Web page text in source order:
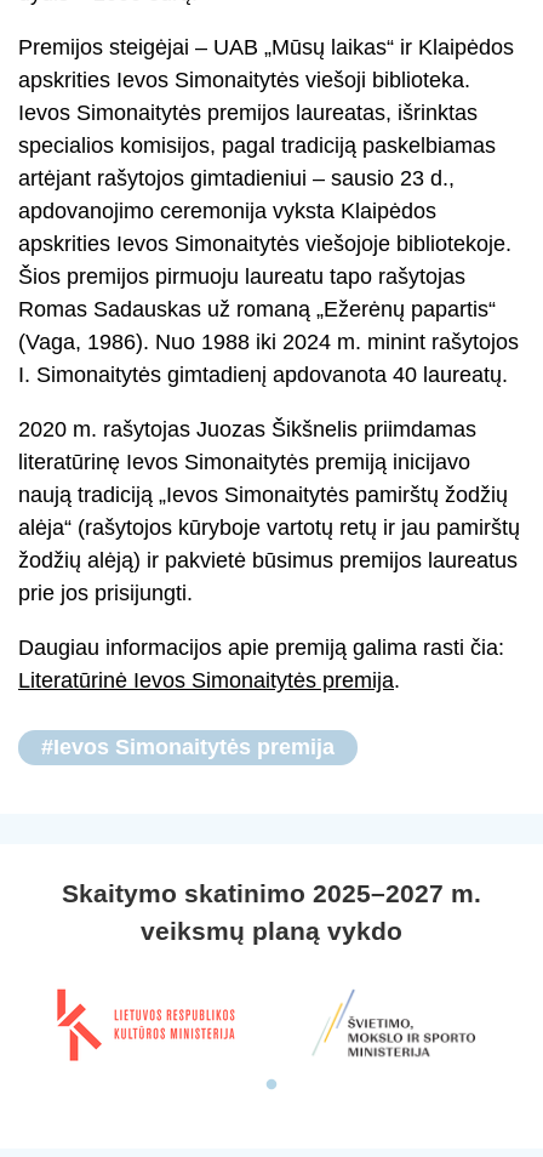
Premijos steigėjai – UAB „Mūsų laikas“ ir Klaipėdos
apskrities Ievos Simonaitytės viešoji biblioteka.
Ievos Simonaitytės premijos laureatas, išrinktas
specialios komisijos, pagal tradiciją paskelbiamas
artėjant rašytojos gimtadieniui – sausio 23 d.,
apdovanojimo ceremonija vyksta Klaipėdos
apskrities Ievos Simonaitytės viešojoje bibliotekoje.
Šios premijos pirmuoju laureatu tapo rašytojas
Romas Sadauskas už romaną „Ežerėnų papartis“
(Vaga, 1986). Nuo 1988 iki 2024 m. minint rašytojos
I. Simonaitytės gimtadienį apdovanota 40 laureatų.
2020 m. rašytojas Juozas Šikšnelis priimdamas
literatūrinę Ievos Simonaitytės premiją inicijavo
naują tradiciją „Ievos Simonaitytės pamirštų žodžių
alėja“ (rašytojos kūryboje vartotų retų ir jau pamirštų
žodžių alėją) ir pakvietė būsimus premijos laureatus
prie jos prisijungti.
Daugiau informacijos apie premiją galima rasti čia:
Literatūrinė Ievos Simonaitytės premija.
#Ievos Simonaitytės premija
Skaitymo skatinimo 2025–2027 m.
veiksmų planą vykdo